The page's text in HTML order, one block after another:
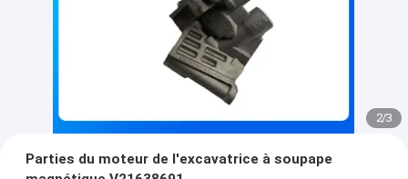
2/3
Parties du moteur de l'excavatrice à soupape